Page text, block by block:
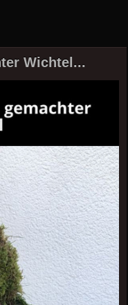
Wichtel...